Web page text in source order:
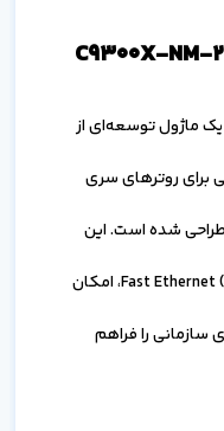
کارت ماژول سیسکو C9300X-NM-2C یک ماژول توسعه‌ای از
روترهای سری
1800، 1900، 2800، 2900، 3800 و 3900 طراحی شده است. این
کارت با ارائه یک پورت Fast Ethernet (10/100Base-TX)، امکان
را فراهم